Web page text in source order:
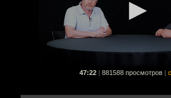
47:22 881588 просмотров